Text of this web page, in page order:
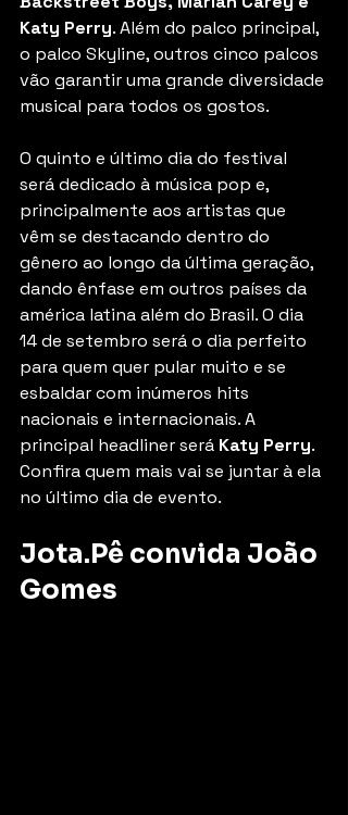
Katy Perry. Além do palco principal,
o palco Skyline, outros cinco palcos
vão garantir uma grande diversidade
musical para todos os gostos.
O quinto e último dia do festival
será dedicado à música pop e,
principalmente aos artistas que
vêm se destacando dentro do
gênero ao longo da última geração,
dando ênfase em outros países da
américa latina além do Brasil. O dia
14 de setembro será o dia perfeito
para quem quer pular muito e se
esbaldar com inúmeros hits
nacionais e internacionais. A
principal headliner será Katy Perry.
Confira quem mais vai se juntar à ela
no último dia de evento.
Jota.Pê convida João
Gomes